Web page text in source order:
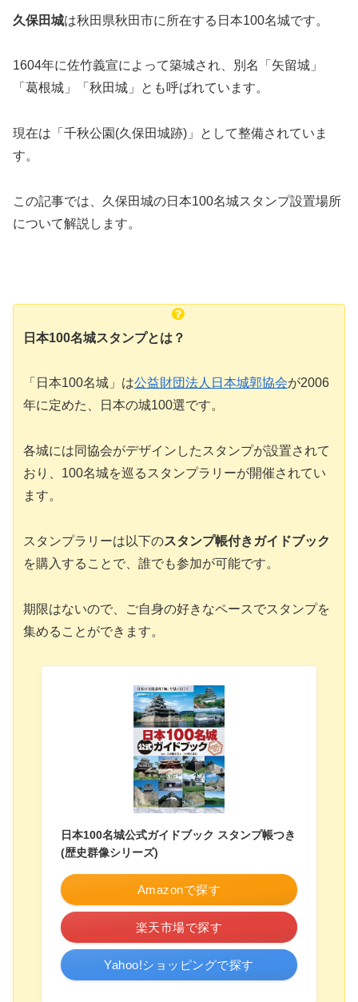
久保田城は秋田県秋田市に所在する日本100名城です。
1604年に佐竹義宣によって築城され、別名「矢留城」
「葛根城」「秋田城」とも呼ばれています。
現在は「千秋公園(久保田城跡)」として整備されていま
す。
この記事では、久保田城の日本100名城スタンプ設置場所
について解説します。
日本100名城スタンプとは？
「日本100名城」は公益財団法人日本城郭協会が2006
年に定めた、日本の城100選です。
各城には同協会がデザインしたスタンプが設置されて
おり、100名城を巡るスタンプラリーが開催されてい
ます。
スタンプラリーは以下のスタンプ帳付きガイドブック
を購入することで、誰でも参加が可能です。
期限はないので、ご自身の好きなペースでスタンプを
集めることができます。
日本100名城公式ガイドブック スタンプ帳つき
(歴史群像シリーズ)
Amazonで探す
楽天市場で探す
Yahoo!ショッピングで探す